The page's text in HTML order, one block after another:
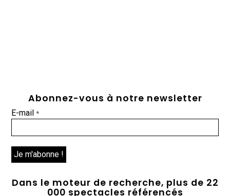
Abonnez-vous à notre newsletter
E-mail*
Dans le moteur de recherche, plus de 22
000 spectacles référencés